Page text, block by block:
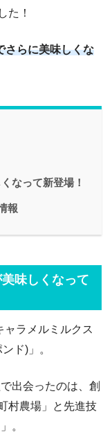
た！
さらに美味しくな
なって新登場！
報
味しくなって
ャラメルミルクス
ド)」。
出会ったのは、創
村農場」と先進技
。